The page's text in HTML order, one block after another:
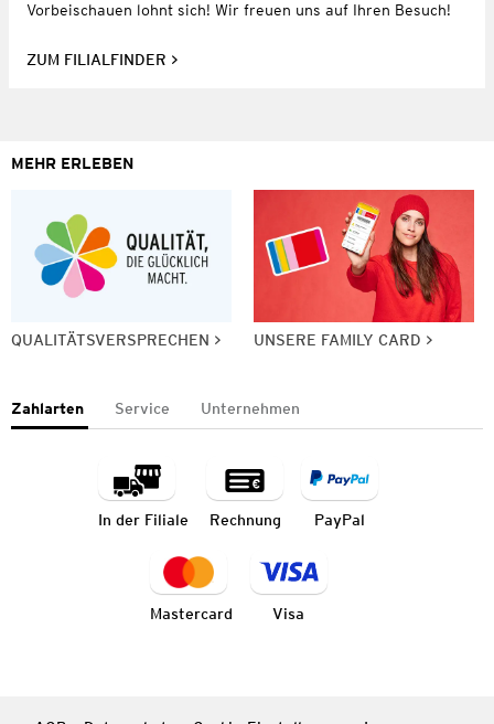
Vorbeischauen lohnt sich! Wir freuen uns auf Ihren Besuch!
ZUM FILIALFINDER
MEHR ERLEBEN
QUALITÄTSVERSPRECHEN UNSERE FAMILY CARD
Zahlarten Service Unternehmen
In der Filiale Rechnung PayPal
Mastercard Visa